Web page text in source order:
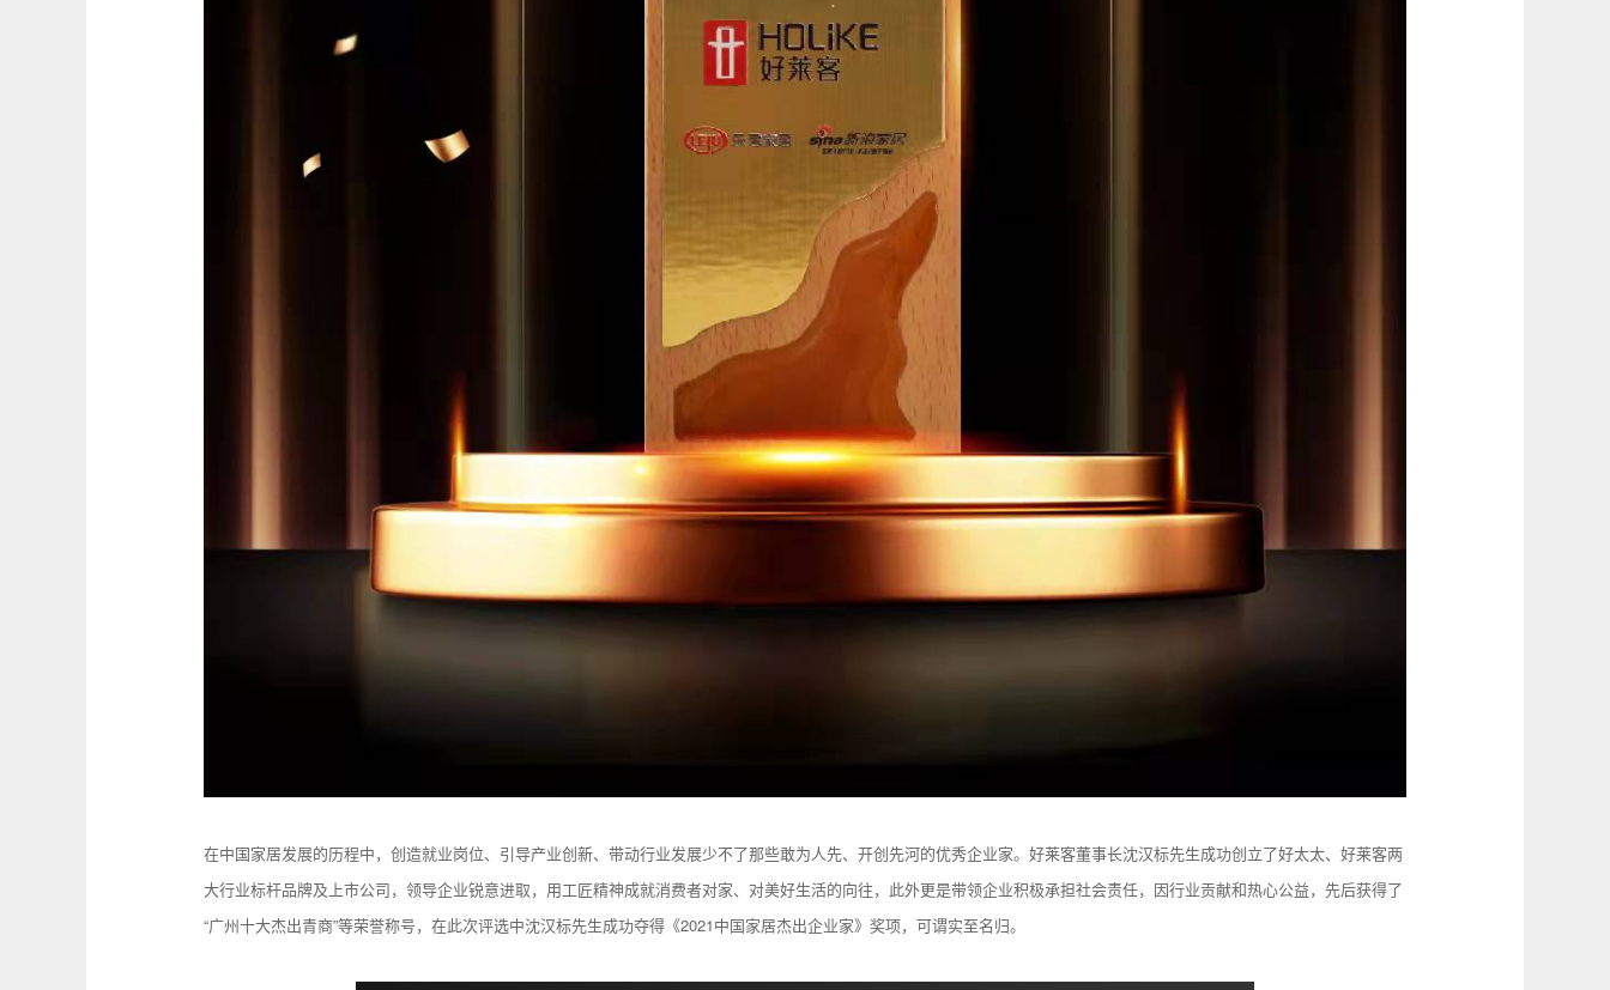
在中国家居发展的历程中，创造就业岗位、引导产业创新、带动行业发展少不了那些敢为人先、开创先河的优秀企业家。好莱客董事长沈汉标先生成功创立了好太太、好莱客两
大行业标杆品牌及上市公司，领导企业锐意进取，用工匠精神成就消费者对家、对美好生活的向往，此外更是带领企业积极承担社会责任，因行业贡献和热心公益，先后获得了
“广州十大杰出青商”等荣誉称号，在此次评选中沈汉标先生成功夺得《2021中国家居杰出企业家》奖项，可谓实至名归。